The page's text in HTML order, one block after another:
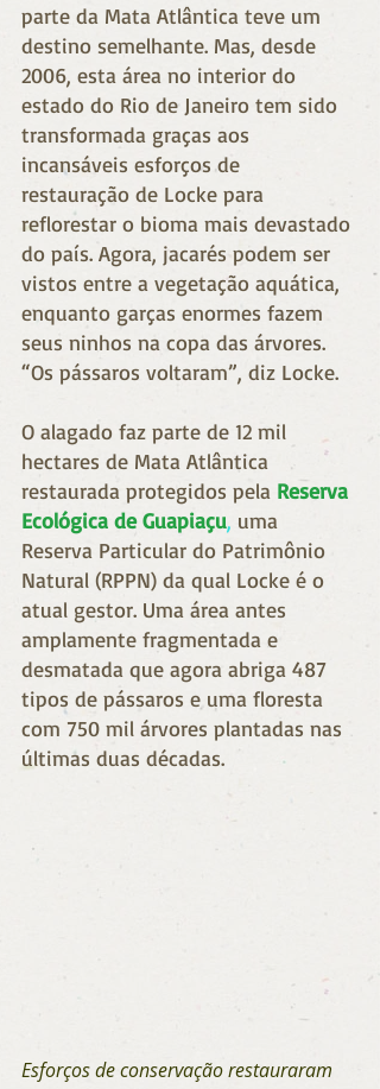
parte da Mata Atlântica teve um
destino semelhante. Mas, desde
2006, esta área no interior do
estado do Rio de Janeiro tem sido
transformada graças aos
incansáveis esforços de
restauração de Locke para
reflorestar o bioma mais devastado
do país. Agora, jacarés podem ser
vistos entre a vegetação aquática,
enquanto garças enormes fazem
seus ninhos na copa das árvores.
“Os pássaros voltaram”, diz Locke.
O alagado faz parte de 12 mil
hectares de Mata Atlântica
restaurada protegidos pela Reserva
Ecológica de Guapiaçu, uma
Reserva Particular do Patrimônio
Natural (RPPN) da qual Locke é o
atual gestor. Uma área antes
amplamente fragmentada e
desmatada que agora abriga 487
tipos de pássaros e uma floresta
com 750 mil árvores plantadas nas
últimas duas décadas.
Esforços de conservação restauraram